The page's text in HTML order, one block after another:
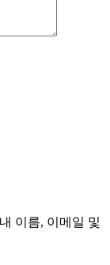
이름, 이메일 및